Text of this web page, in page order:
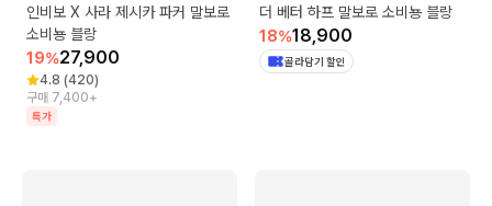
인비보 X 사라 제시카 파커 말보로
소비뇽 블랑
19%27,900
4.8 (420)
구매 7,400+
특가
더 베터 하프 말보로 소비뇽 블랑
18%18,900
골라담기 할인